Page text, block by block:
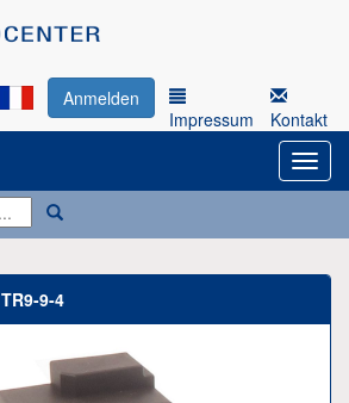
Anmelden
Impressum
Kontakt
TR9-9-4